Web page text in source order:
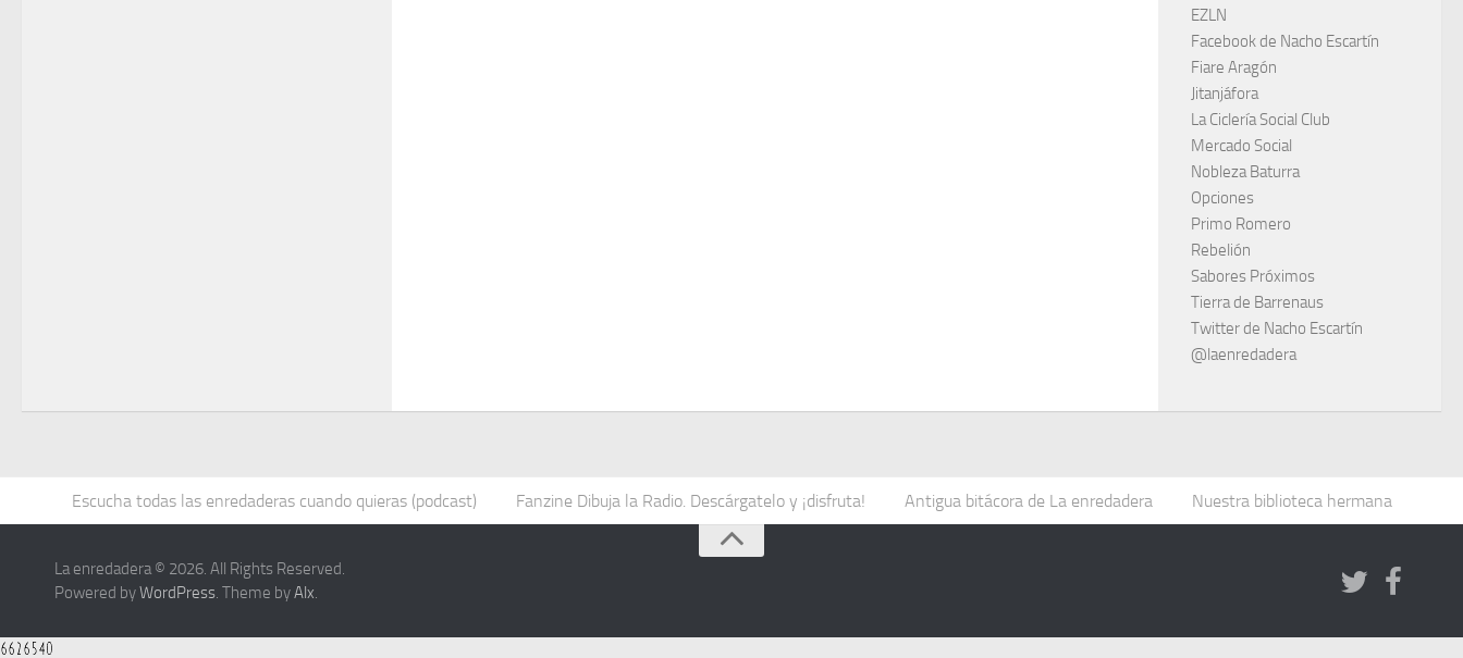
EZLN
Facebook de Nacho Escartín
Fiare Aragón
Jitanjáfora
La Ciclería Social Club
Mercado Social
Nobleza Baturra
Opciones
Primo Romero
Rebelión
Sabores Próximos
Tierra de Barrenaus
Twitter de Nacho Escartín
@laenredadera
Escucha todas las enredaderas cuando quieras (podcast) Fanzine Dibuja la Radio. Descárgatelo y ¡disfruta! Antigua bitácora de La enredadera Nuestra biblioteca hermana
La enredadera © 2026. All Rights Reserved.
Powered byWordPress. Theme byAlx.